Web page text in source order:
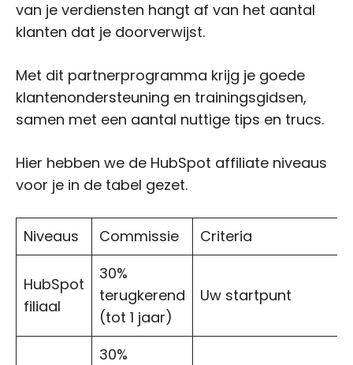
van je verdiensten hangt af van het aantal
klanten dat je doorverwijst.
Met dit partnerprogramma krijg je goede
klantenondersteuning en trainingsgidsen,
samen met een aantal nuttige tips en trucs.
Hier hebben we de HubSpot affiliate niveaus
voor je in de tabel gezet.
Niveaus Commissie Criteria
HubSpot
filiaal
30%
terugkerend
(tot 1 jaar)
Uw startpunt
30%